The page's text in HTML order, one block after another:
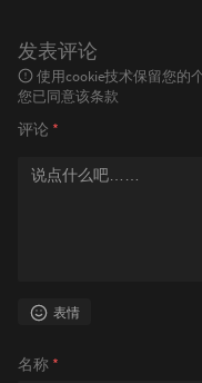
发表评论
使用cookie技术保留您的
您已同意该条款
评论 *
表情
名称 *